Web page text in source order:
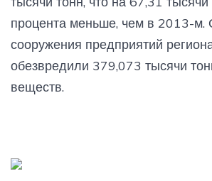
процента меньше, чем в 2013-м.
сооружения предприятий
обезвредили 379,073 тысячи
веществ.